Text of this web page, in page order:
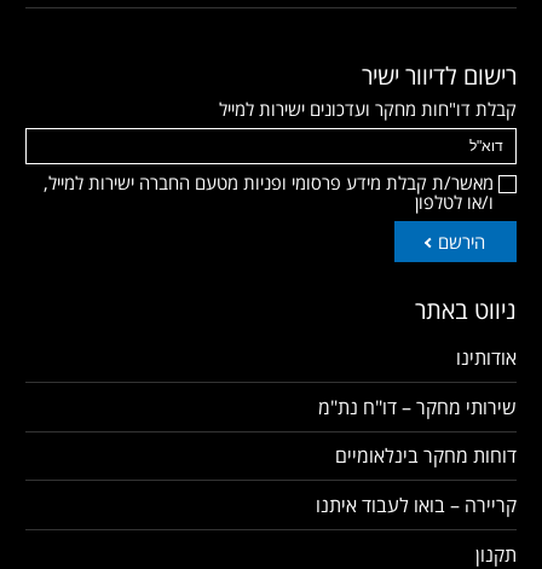
רישום לדיוור ישיר
קבלת דו"חות מחקר ועדכונים ישירות למייל
מאשר/ת קבלת מידע פרסומי ופניות מטעם החברה ישירות למייל,
ו/או לטלפון
הירשם
ניווט באתר
אודותינו
שירותי מחקר – דו"ח נת"מ
דוחות מחקר בינלאומיים
קריירה – בואו לעבוד איתנו
תקנון